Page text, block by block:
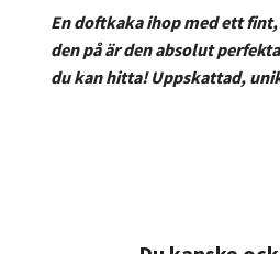
En doftkaka ihop med ett
den på är den absolut
du kan hitta! Uppskattad,